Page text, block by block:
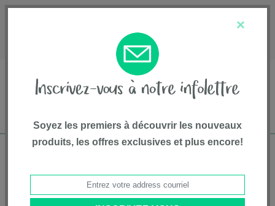
1-800-667-8184
de 75$*
×
Soyez les premiers à découvrir les nouveaux
produits, les offres exclusives et plus encore!